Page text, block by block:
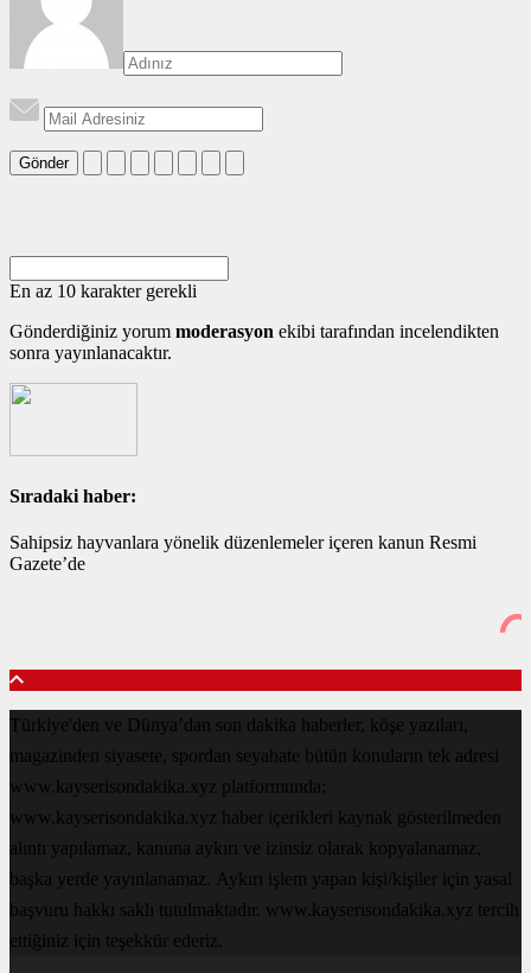
Gönder
En az 10 karakter gerekli
Gönderdiğiniz yorum moderasyon ekibi tarafından incelendikten
sonra yayınlanacaktır.
Sıradaki haber:
Sahipsiz hayvanlara yönelik düzenlemeler içeren kanun Resmi
Gazete’de
Türkiye'den ve Dünya’dan son dakika haberler, köşe yazıları,
magazinden siyasete, spordan seyahate bütün konuların tek adresi
www.kayserisondakika.xyz platformunda;
www.kayserisondakika.xyz haber içerikleri kaynak gösterilmeden
alıntı yapılamaz, kanuna aykırı ve izinsiz olarak kopyalanamaz,
başka yerde yayınlanamaz. Aykırı işlem yapan kişi/kişiler için yasal
başvuru hakkı saklı tutulmaktadır. www.kayserisondakika.xyz tercih
ettiğiniz için teşekkür ederiz.